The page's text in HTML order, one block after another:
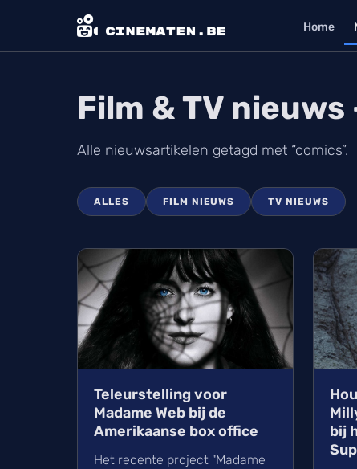
Home
Film & TV
Alle nieuwsartikelen getagd met “comics”.
ALLES FILM NIEUWS TV NIEUWS
Teleurstelling voor
Madame Web bij de
Amerikaanse box office
Het recente project "Madame
bij